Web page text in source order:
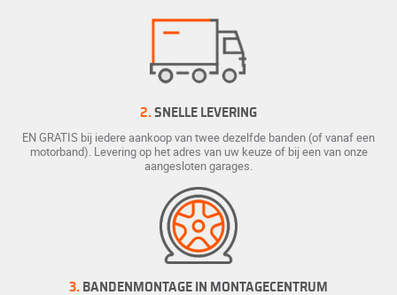
2. SNELLE LEVERING
EN GRATIS bij iedere aankoop van twee dezelfde banden (of vanaf een
motorband). Levering op het adres van uw keuze of bij een van onze
aangesloten garages.
3. BANDENMONTAGE IN MONTAGECENTRUM